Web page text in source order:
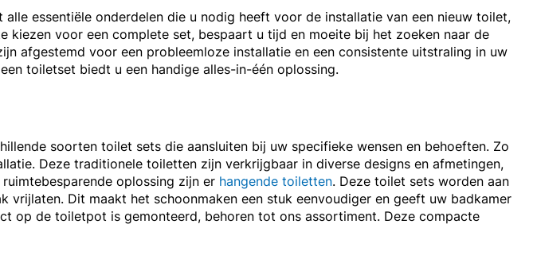
essentiële onderdelen die u nodig heeft voor de installatie van een nieuw toilet,
voor een complete set, bespaart u tijd en moeite bij het zoeken naar de
afgestemd voor een probleemloze installatie en een consistente uitstraling in uw
toiletset biedt u een handige alles-in-één oplossing.
soorten toilet sets die aansluiten bij uw specifieke wensen en behoeften. Zo
Deze traditionele toiletten zijn verkrijgbaar in diverse designs en afmetingen,
oplossing zijn er hangende toiletten. Deze toilet sets worden aan
Dit maakt het schoonmaken een stuk eenvoudiger en geeft uw badkamer
op de toiletpot is gemonteerd, behoren tot ons assortiment. Deze compacte